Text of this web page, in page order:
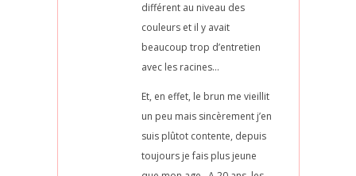
différent au niveau des
couleurs et il y avait
beaucoup trop d’entretien
avec les racines…
Et, en effet, le brun me vieillit
un peu mais sincèrement j’en
suis plûtot contente, depuis
toujours je fais plus jeune